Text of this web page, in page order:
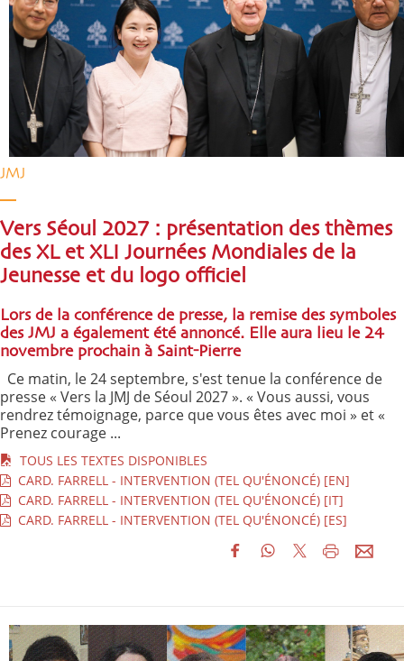
JMJ
Vers Séoul 2027 : présentation des thèmes
des XL et XLI Journées Mondiales de la
Jeunesse et du logo officiel
Lors de la conférence de presse, la remise des symboles
des JMJ a également été annoncé. Elle aura lieu le 24
novembre prochain à Saint-Pierre
Ce matin, le 24 septembre, s'est tenue la conférence de
presse « Vers la JMJ de Séoul 2027 ». « Vous aussi, vous
rendrez témoignage, parce que vous êtes avec moi » et «
Prenez courage ...
TOUS LES TEXTES DISPONIBLES
CARD. FARRELL - INTERVENTION (TEL QU'ÉNONCÉ) [EN]
CARD. FARRELL - INTERVENTION (TEL QU'ÉNONCÉ) [IT]
CARD. FARRELL - INTERVENTION (TEL QU'ÉNONCÉ) [ES]